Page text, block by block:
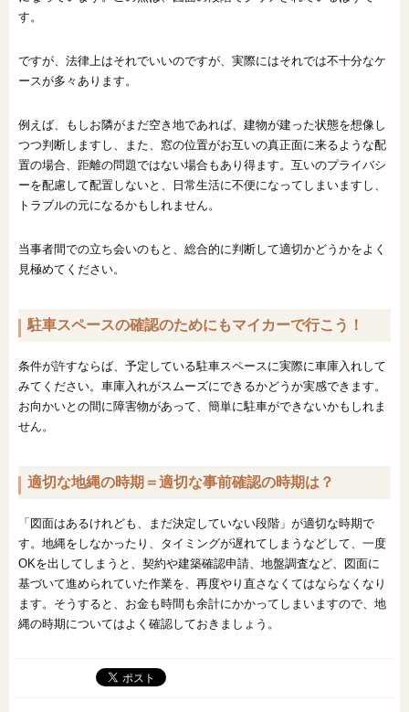
す。
ですが、法律上はそれでいいのですが、実際にはそれでは不十分なケ
ースが多々あります。
例えば、もしお隣がまだ空き地であれば、建物が建った状態を想像し
つつ判断しますし、また、窓の位置がお互いの真正面に来るような配
置の場合、距離の問題ではない場合もあり得ます。互いのプライバシ
ーを配慮して配置しないと、日常生活に不便になってしまいますし、
トラブルの元になるかもしれません。
当事者間での立ち会いのもと、総合的に判断して適切かどうかをよく
見極めてください。
駐車スペースの確認のためにもマイカーで行こう！
条件が許すならば、予定している駐車スペースに実際に車庫入れして
みてください。車庫入れがスムーズにできるかどうか実感できます。
お向かいとの間に障害物があって、簡単に駐車ができないかもしれま
せん。
適切な地縄の時期＝適切な事前確認の時期は？
「図面はあるけれども、まだ決定していない段階」が適切な時期で
す。地縄をしなかったり、タイミングが遅れてしまうなどして、一度
OKを出してしまうと、契約や建築確認申請、地盤調査など、図面に
基づいて進められていた作業を、再度やり直さなくてはならなくなり
ます。そうすると、お金も時間も余計にかかってしまいますので、地
縄の時期についてはよく確認しておきましょう。